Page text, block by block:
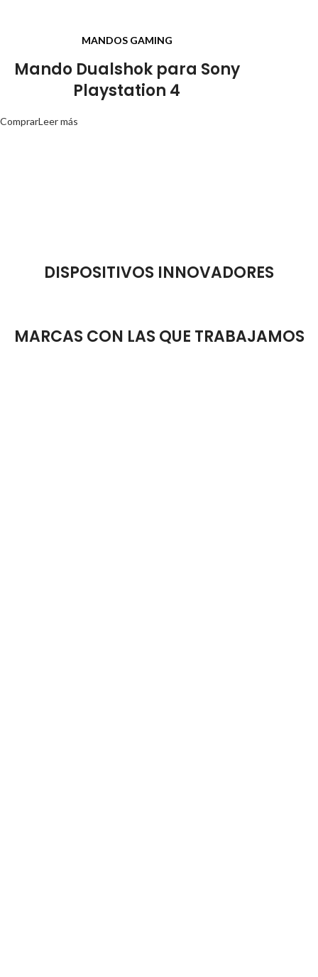
ComprarLeer más
MANDOS GAMING
Mando Dualshok para Sony
Playstation 4
DISPOSITIVOS INNOVADORES
MARCAS CON LAS QUE TRABAJAMOS